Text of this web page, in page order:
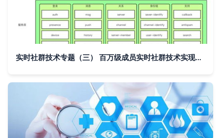
实时社群技术专题（三） 百万级成员实时社群技术实现——关系系统篇与信息系统技术服务